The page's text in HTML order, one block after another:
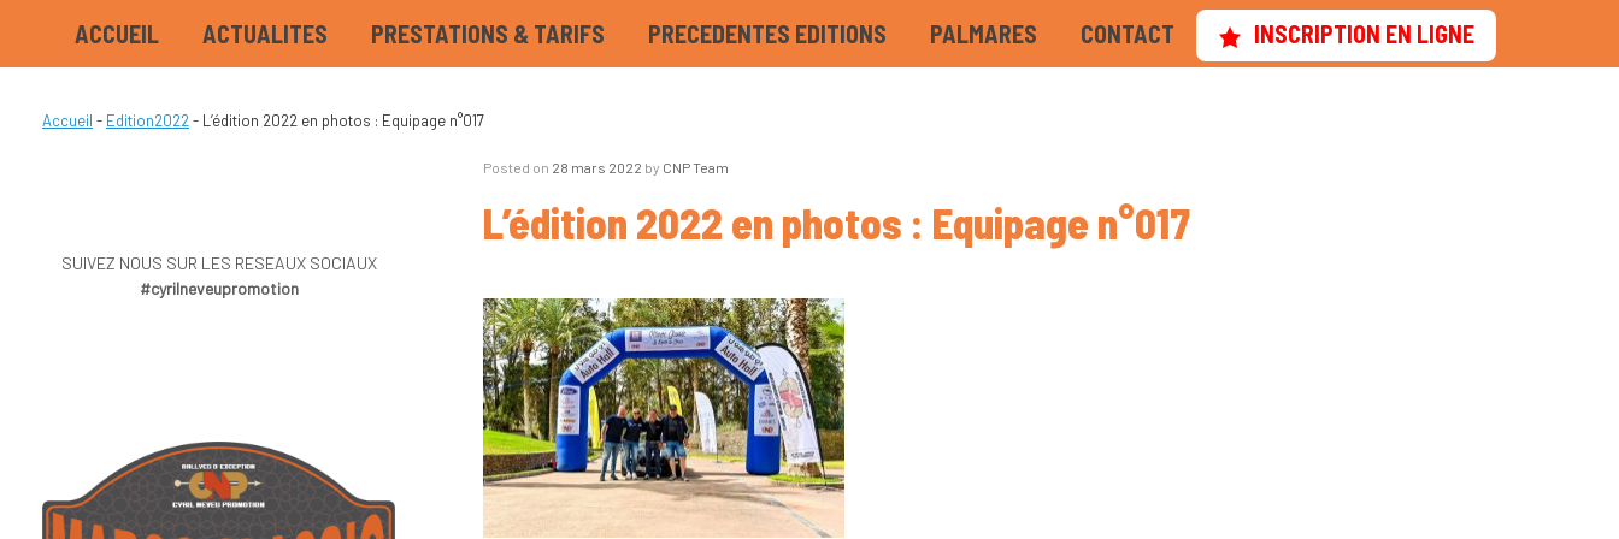
ACCUEIL ACTUALITES PRESTATIONS & TARIFS PRECEDENTES EDITIONS PALMARES CONTACT INSCRIPTION EN LIGNE
Accueil - Edition2022 - L’édition 2022 en photos : Equipage n°017
Posted on 28 mars 2022 by CNP Team
L’édition 2022 en photos : Equipage n°017
SUIVEZ NOUS SUR LES RESEAUX SOCIAUX
#cyrilneveupromotion